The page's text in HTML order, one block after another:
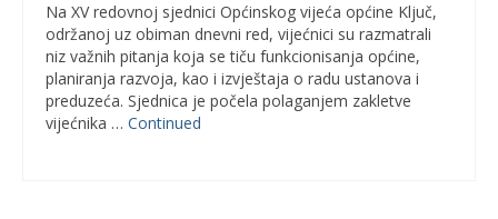
Na XV redovnoj sjednici Općinskog vijeća općine Ključ,
održanoj uz obiman dnevni red, vijećnici su razmatrali
niz važnih pitanja koja se tiču funkcionisanja općine,
planiranja razvoja, kao i izvještaja o radu ustanova i
preduzeća. Sjednica je počela polaganjem zakletve
vijećnika … Continued